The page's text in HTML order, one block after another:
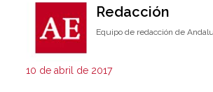
Redacción
Equipo de redacción de
10 de abril de 2017